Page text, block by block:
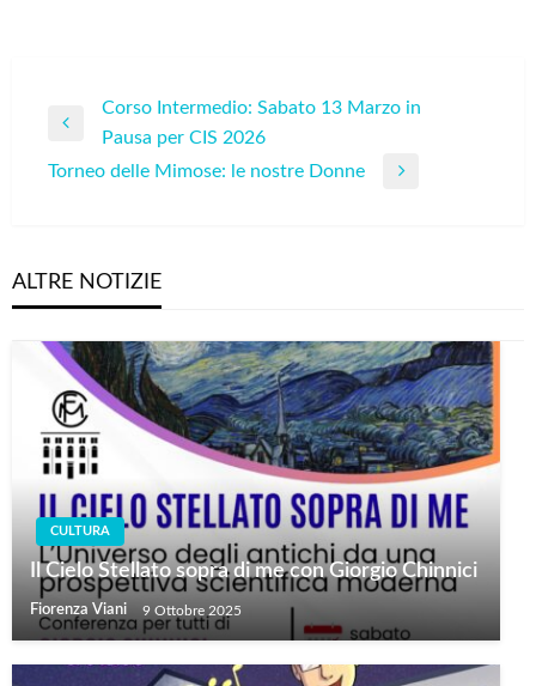
Navigazione
articoli
Previous
Post
Corso Intermedio: Sabato 13 Marzo in
Pausa per CIS 2026
Next
Torneo delle Mimose: le nostre Donne
ALTRE NOTIZIE
CULTURA
Il Cielo Stellato sopra di me con Giorgio Chinnici
Fiorenza Viani 9 Ottobre 2025